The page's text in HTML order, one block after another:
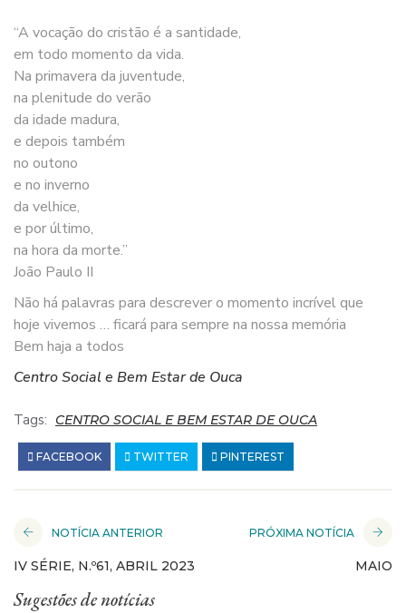
“A vocação do cristão é a santidade,
em todo momento da vida.
Na primavera da juventude,
na plenitude do verão
da idade madura,
e depois também
no outono
e no inverno
da velhice,
e por último,
na hora da morte.”
João Paulo II
Não há palavras para descrever o momento incrível que
hoje vivemos … ficará para sempre na nossa memória
Bem haja a todos
Centro Social e Bem Estar de Ouca
Tags: CENTRO SOCIAL E BEM ESTAR DE OUCA
FACEBOOK TWITTER PINTEREST
NOTÍCIA ANTERIOR
IV SÉRIE, N.º61, ABRIL 2023
PRÓXIMA NOTÍCIA
MAIO
Sugestões de notícias